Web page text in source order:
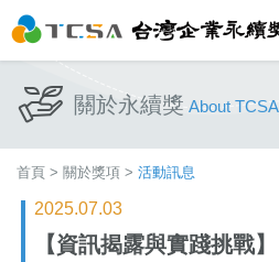
關於永續獎 About TCSA
首頁 > 關於獎項 > 活動訊息
2025.07.03
【資訊揭露與實踐挑戰